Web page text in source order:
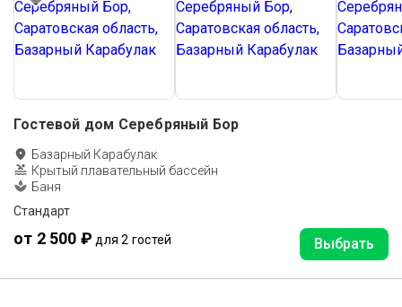
Гостевой дом Серебряный Бор
Базарный Карабулак
Крытый плавательный бассейн
Баня
Стандарт
от 2 500 ₽ для 2 гостей Выбрать